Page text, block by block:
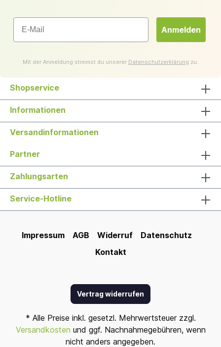
Email
Anmelden
Mit der Anmeldung stimmst du unserer Datenschutzerklärung zu.
Shopservice
Informationen
Versandinformationen
Partner
Zahlungsarten
Service-Hotline
Impressum AGB Widerruf
Datenschutz
Kontakt
Vertrag widerrufen
* Alle Preise inkl. gesetzl. Mehrwertsteuer zzgl.
Versandkosten und ggf. Nachnahmegebühren, wenn
nicht anders angegeben.